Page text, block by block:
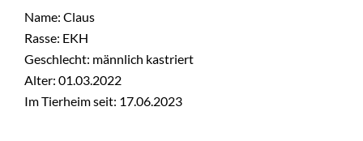
Name: Claus
Rasse: EKH
Geschlecht: männlich kastriert
Alter: 01.03.2022
Im Tierheim seit: 17.06.2023